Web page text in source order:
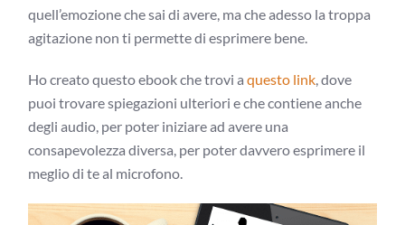
quell’emozione che sai di avere, ma che adesso la troppa
agitazione non ti permette di esprimere bene.
Ho creato questo ebook che trovi aquesto link , dove
puoi trovare spiegazioni ulteriori e che contiene anche
degli audio, per poter iniziare ad avere una
consapevolezza diversa, per poter davvero esprimere il
meglio di te al microfono.